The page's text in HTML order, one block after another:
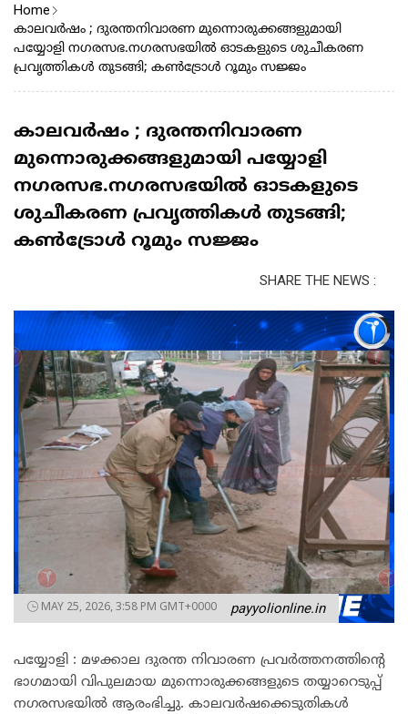
Home
കാലവർഷം ; ദുരന്തനിവാരണ മുന്നൊരുക്കങ്ങളുമായി
പയ്യോളി നഗരസഭ.നഗരസഭയിൽ ഓടകളുടെ ശുചീകരണ
പ്രവൃത്തികൾ തുടങ്ങി; കൺട്രോൾ റൂമും സജ്ജം
കാലവർഷം ; ദുരന്തനിവാരണ
മുന്നൊരുക്കങ്ങളുമായി പയ്യോളി
നഗരസഭ.നഗരസഭയിൽ ഓടകളുടെ
ശുചീകരണ പ്രവൃത്തികൾ തുടങ്ങി;
കൺട്രോൾ റൂമും സജ്ജം
SHARE THE NEWS :
MAY 25, 2026, 3:58 PM GMT+0000 payyolionline.in
പയ്യോളി : മഴക്കാല ദുരന്ത നിവാരണ പ്രവർത്തനത്തിൻ്റെ
ഭാഗമായി വിപുലമായ മുന്നൊരുക്കങ്ങളുടെ തയ്യാറെടുപ്പ്
നഗരസഭയിൽ ആരംഭിച്ചു. കാലവർഷക്കെടുതികൾ